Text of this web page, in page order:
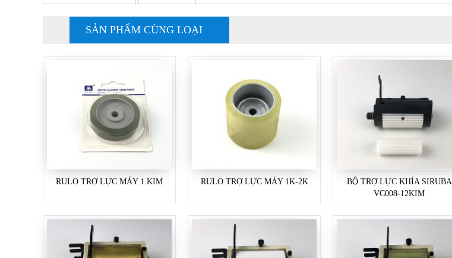
SẢN PHẨM CÙNG LOẠI
RULO TRỢ LỰC MÁY 1 KIM RULO TRỢ LỰC MÁY 1K-2K
BỘ TRỢ LỰC KHÍA SIRUBA
VC008-12KIM